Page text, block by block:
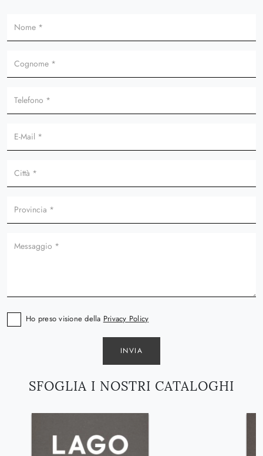
SFOGLIA I NOSTRI CATALOGHI
Ho preso visione della Privacy Policy
INVIA